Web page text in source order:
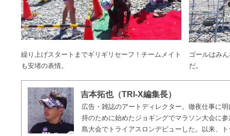
繰り上げスタートまでギリギリセーフ！チームメイト
も安堵の表情。
ゴールはみ
だ。
吉本拓也（TRI-X編集長）
広告・雑誌のアートディレクター。徹夜仕事に
持のために始めたジョギングでマラソン大会に
島大会でトライアスロンデビューした。以来、